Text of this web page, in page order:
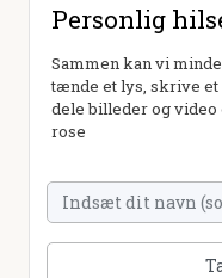
Personlig
Sammen kan vi
tænde et lys, skrive et
dele billeder og
rose